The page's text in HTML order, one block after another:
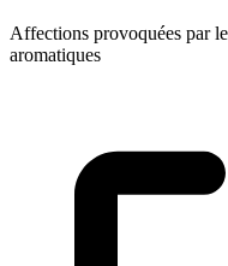
Affections provoquées par
aromatiques